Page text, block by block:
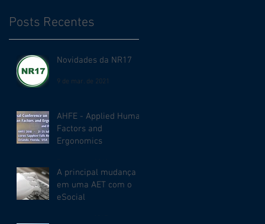
Posts Recentes
Novidades da NR17
9 de mar. de 2021
AHFE - Applied Human
Factors and
Ergonomics
A principal mudança
em uma AET com o
eSocial